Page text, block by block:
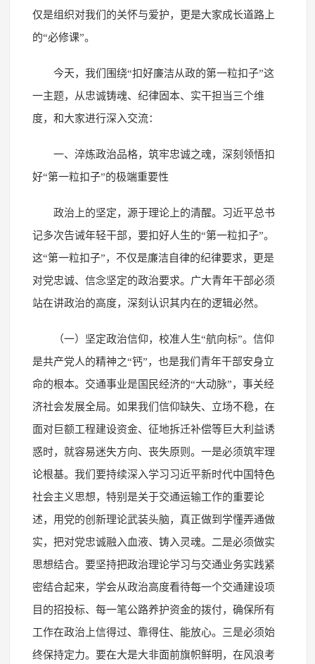
仅是组织对我们的关怀与爱护，更是大家成长道路上
的“必修课”。
今天，我们围绕“扣好廉洁从政的第一粒扣子”这
一主题，从忠诚铸魂、纪律固本、实干担当三个维
度，和大家进行深入交流：
一、淬炼政治品格，筑牢忠诚之魂，深刻领悟扣
好“第一粒扣子”的极端重要性
政治上的坚定，源于理论上的清醒。习近平总书
记多次告诫年轻干部，要扣好人生的“第一粒扣子”。
这“第一粒扣子”，不仅是廉洁自律的纪律要求，更是
对党忠诚、信念坚定的政治要求。广大青年干部必须
站在讲政治的高度，深刻认识其内在的逻辑必然。
（一）坚定政治信仰，校准人生“航向标”。信仰
是共产党人的精神之“钙”，也是我们青年干部安身立
命的根本。交通事业是国民经济的“大动脉”，事关经
济社会发展全局。如果我们信仰缺失、立场不稳，在
面对巨额工程建设资金、征地拆迁补偿等巨大利益诱
惑时，就容易迷失方向、丧失原则。一是必须筑牢理
论根基。我们要持续深入学习习近平新时代中国特色
社会主义思想，特别是关于交通运输工作的重要论
述，用党的创新理论武装头脑，真正做到学懂弄通做
实，把对党忠诚融入血液、铸入灵魂。二是必须做实
思想结合。要坚持把政治理论学习与交通业务实践紧
密结合起来，学会从政治高度看待每一个交通建设项
目的招投标、每一笔公路养护资金的拨付，确保所有
工作在政治上信得过、靠得住、能放心。三是必须始
终保持定力。要在大是大非面前旗帜鲜明，在风浪考